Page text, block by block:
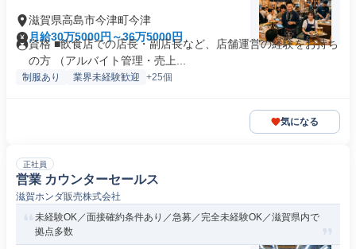
滋賀県高島市今津町今津
月給30万5000円～36万5000円
資格 ■飲食店での店長・副店長など、店舗運営の経験をお持ち
の方 （アルバイト管理・売上...
制服あり 業界未経験歓迎 +25個
気になる
正社員
営業 カウンターセールス
滋賀ホンダ販売株式会社
未経験OK／面接確約条件あり／急募／完全未経験OK／滋賀県内で
拠点多数